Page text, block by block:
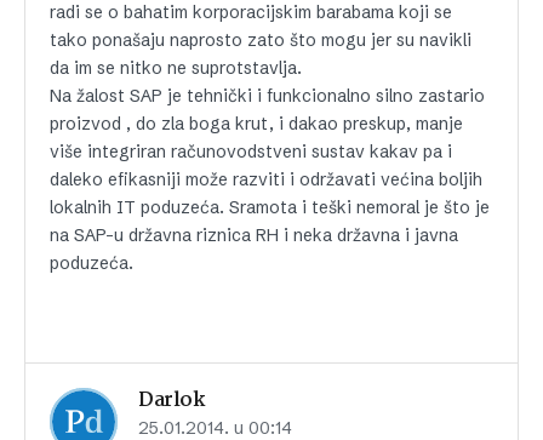
radi se o bahatim korporacijskim barabama koji se
tako ponašaju naprosto zato što mogu jer su navikli
da im se nitko ne suprotstavlja.
Na žalost SAP je tehnički i funkcionalno silno zastario
proizvod , do zla boga krut, i dakao preskup, manje
više integriran računovodstveni sustav kakav pa i
daleko efikasniji može razviti i održavati većina boljih
lokalnih IT poduzeća. Sramota i teški nemoral je što je
na SAP-u državna riznica RH i neka državna i javna
poduzeća.
Darlok
25.01.2014. u 00:14